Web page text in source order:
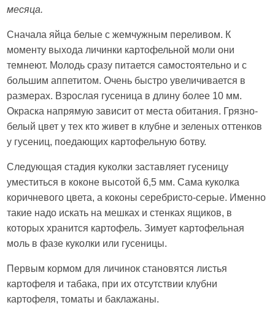
месяца.
Сначала яйца белые с жемчужным переливом. К
моменту выхода личинки картофельной моли они
темнеют. Молодь сразу питается самостоятельно и с
большим аппетитом. Очень быстро увеличивается в
размерах. Взрослая гусеница в длину более 10 мм.
Окраска напрямую зависит от места обитания. Грязно-
белый цвет у тех кто живет в клубне и зеленых оттенков
у гусениц, поедающих картофельную ботву.
Следующая стадия куколки заставляет гусеницу
уместиться в коконе высотой 6,5 мм. Сама куколка
коричневого цвета, а коконы серебристо-серые. Именно
такие надо искать на мешках и стенках ящиков, в
которых хранится картофель. Зимует картофельная
моль в фазе куколки или гусеницы.
Первым кормом для личинок становятся листья
картофеля и табака, при их отсутствии клубни
картофеля, томаты и баклажаны.